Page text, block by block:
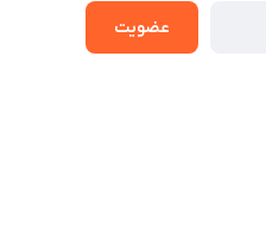
عضویت